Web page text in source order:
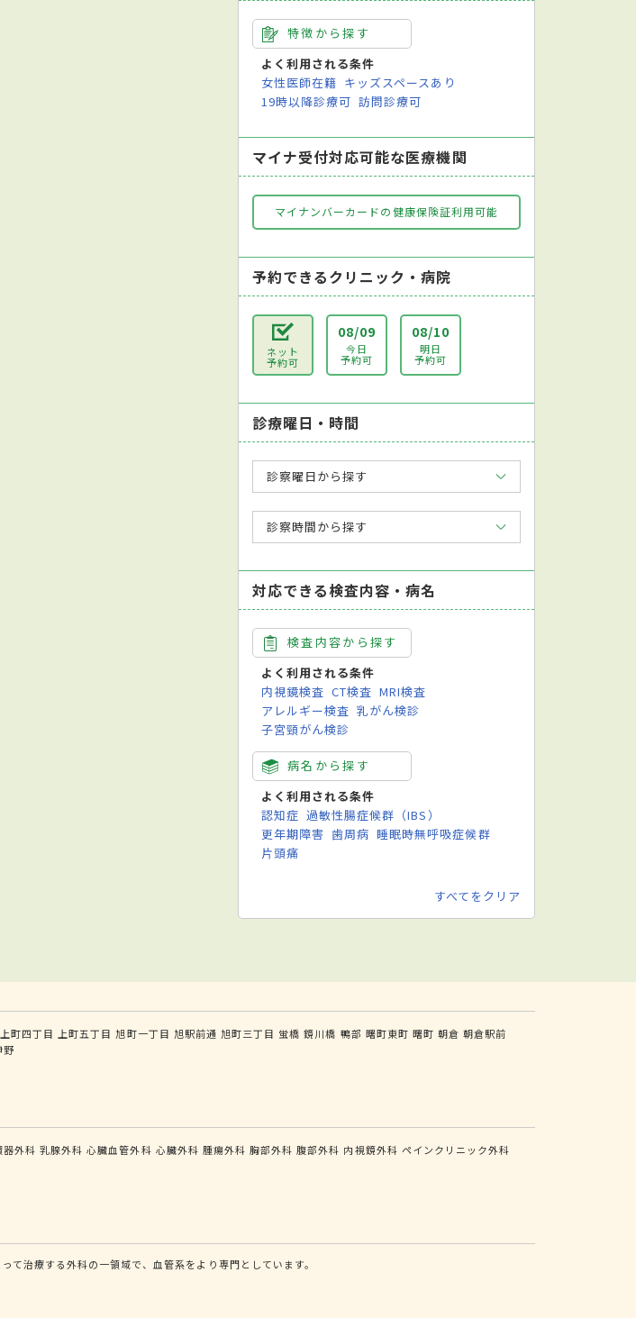
特徴から探す
よく利用される条件
女性医師在籍 キッズスペースあり
19時以降診療可 訪問診療可
マイナ受付対応可能な医療機関
マイナンバーカードの健康保険証利用可能
予約できるクリニック・病院
ネット
予約可
08/09
今日
予約可
08/10
明日
予約可
診療曜日・時間
診察曜日から探す
診察時間から探す
対応できる検査内容・病名
検査内容から探す
よく利用される条件
内視鏡検査 CT検査 MRI検査
アレルギー検査 乳がん検診
子宮頸がん検診
病名から探す
よく利用される条件
認知症 過敏性腸症候群（IBS）
更年期障害 歯周病 睡眠時無呼吸症候群
片頭痛
すべてをクリア
上町四丁目 上町五丁目 旭町一丁目 旭駅前通 旭町三丁目 蛍橋 鏡川橋 鴨部 曙町東町 曙町 朝倉 朝倉駅前
野
器外科 乳腺外科 心臓血管外科 心臓外科 腫瘍外科 胸部外科 腹部外科 内視鏡外科 ペインクリニック外科
治療する外科の一領域で、血管系をより専門としています。